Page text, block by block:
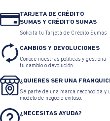
TARJETA DE CRÉDITO
SUMAS Y CRÉDITO SUMAS
Solicita tu Tarjeta de Crédito Sumas
CAMBIOS Y DEVOLUCIONES
Conoce nuestras políticas y gestiona
tu cambio o devolución.
¿QUIERES SER UNA
Sé parte de una marca reconocida y
modelo de negocio exitoso.
¿NECESITAS AYUDA?